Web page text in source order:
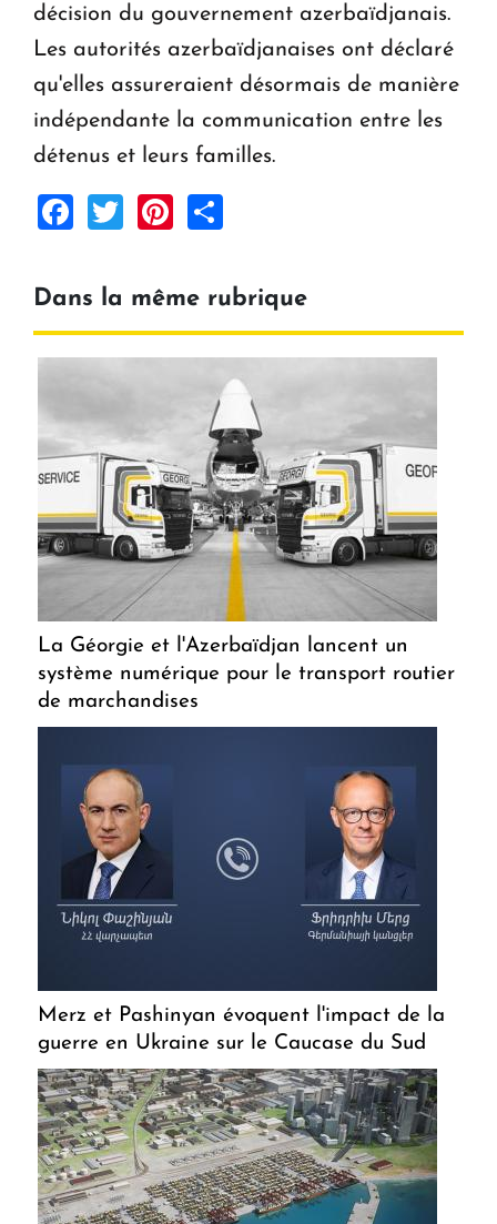
décision du gouvernement azerbaïdjanais.
Les autorités azerbaïdjanaises ont déclaré
qu'elles assureraient désormais de manière
indépendante la communication entre les
détenus et leurs familles.
Facebook
TwitterPinterest
Dans la même rubrique
La Géorgie et l'Azerbaïdjan lancent un
système numérique pour le transport routier
de marchandises
Merz et Pashinyan évoquent l'impact de la
guerre en Ukraine sur le Caucase du Sud